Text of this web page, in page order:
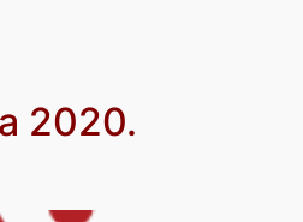
2020.